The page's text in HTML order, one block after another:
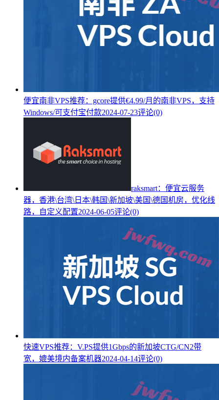
便宜南非VPS推荐：gcore提供€4.99/月的南非VPS，支持
Windows/可支付宝付款2024-07-23评论(0)
raksmart：便宜云服务
器，香港\台湾\日本\韩国\新加坡\美国\德国机房，优化线
路，自定义配置2024-06-05评论(0)
快速VPS推荐：V.PS提供1Gbps的新加坡CTG/CN2带
宽，媲美境内备案机器2024-04-14评论(0)